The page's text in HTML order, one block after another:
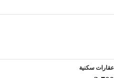
سكنية